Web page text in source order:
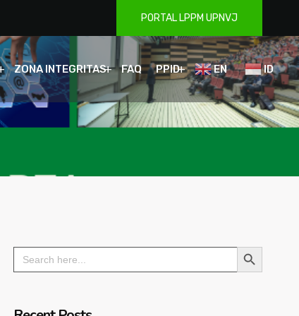
PORTAL LPPM UPNVJ
ZONA INTEGRITAS FAQ PPID EN ID
Search
for:
Search Button